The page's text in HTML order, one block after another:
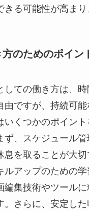
る可能性が高まり
のためのポイン
ての働き方は、時
由ですが、持続可能
いくつかのポイン
ず、スケジュール
息を取ることが大切
ルアップのための
編集技術やツール
。さらに、安定し